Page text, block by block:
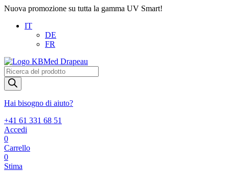
Nuova promozione su tutta la gamma UV Smart!
IT
DE
FR
Products
search
Hai bisogno di aiuto?
+41 61 331 68 51
Accedi
0
Carrello
0
Stima